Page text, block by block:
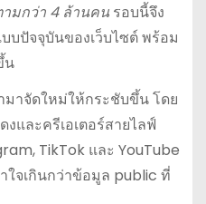
ามกว่า 4 ล้านคนรอบนี้จึง
บปัจจุบันของเว็บไซต์ พร้อม
น
าจัดใหม่ให้กระชับขึ้น โดย
และครีเอเตอร์สายไลฟ์
TikTok และ YouTube
ใจเกินกว่าข้อมูล public ที่